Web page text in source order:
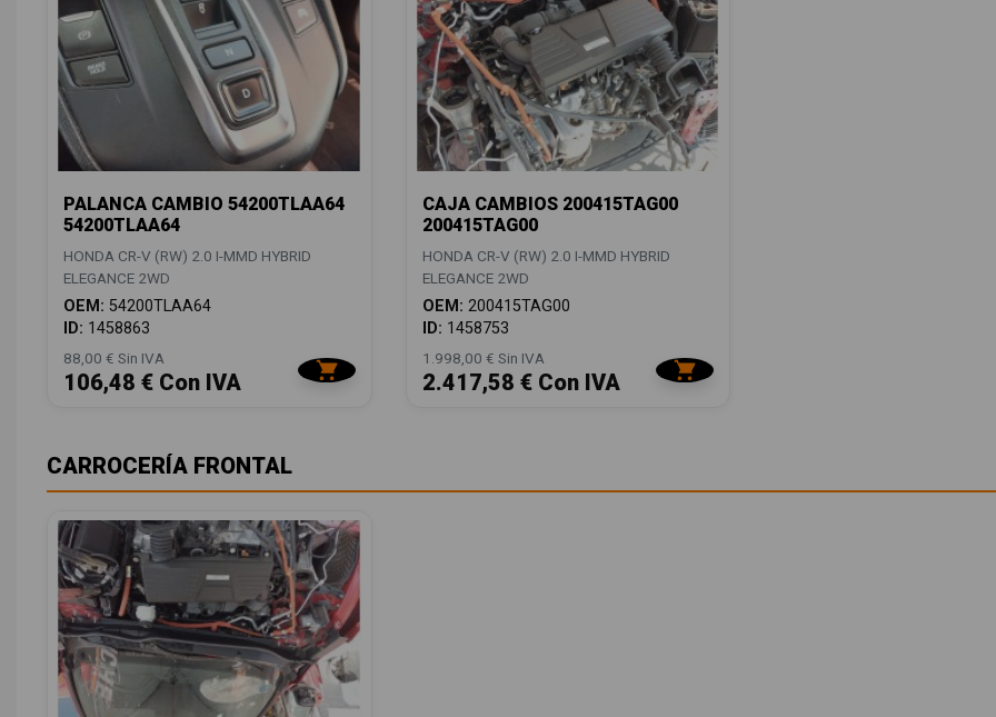
PALANCA CAMBIO 54200TLAA64
54200TLAA64
HONDA CR-V (RW) 2.0 I-MMD HYBRID
ELEGANCE 2WD
OEM: 54200TLAA64
ID: 1458863
88,00 € Sin IVA
106,48 € Con IVA
CAJA CAMBIOS 200415TAG00
200415TAG00
HONDA CR-V (RW) 2.0 I-MMD HYBRID
ELEGANCE 2WD
OEM: 200415TAG00
ID: 1458753
1.998,00 € Sin IVA
2.417,58 € Con IVA
CARROCERÍA FRONTAL